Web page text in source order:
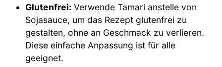
Glutenfrei: Verwende Tamari anstelle von
Sojasauce, um das Rezept glutenfrei zu
gestalten, ohne an Geschmack zu verlieren.
Diese einfache Anpassung ist für alle
geeignet.